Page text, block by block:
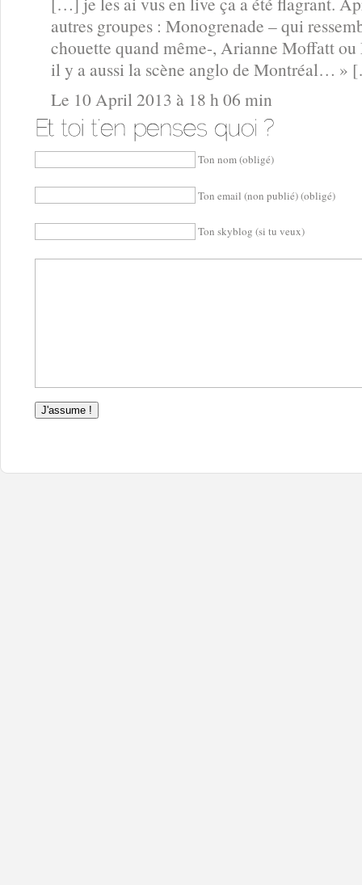
autres groupes : Monogrenade – qui
chouette quand même-, Arianne Moffatt
il y a aussi la scène anglo de Montréal… »
Le 10 April 2013 à 18 h 06 min
Ton nom (obligé)
Ton email (non publié) (obligé)
Ton skyblog (si tu veux)